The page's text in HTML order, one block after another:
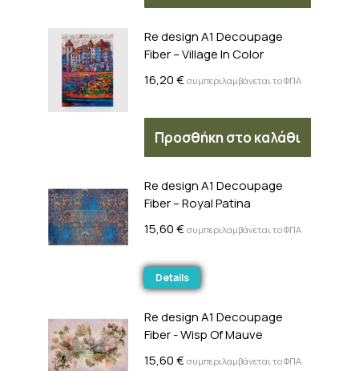
Re design A1 Decoupage
Fiber – Village In Color
16,20€ συμπεριλαμβάνεται το ΦΠΑ
Προσθήκη στο καλάθι
Re design A1 Decoupage
Fiber – Royal Patina
15,60€ συμπεριλαμβάνεται το ΦΠΑ
Details
Re design A1 Decoupage
Fiber - Wisp Of Mauve
15,60€ συμπεριλαμβάνεται το ΦΠΑ